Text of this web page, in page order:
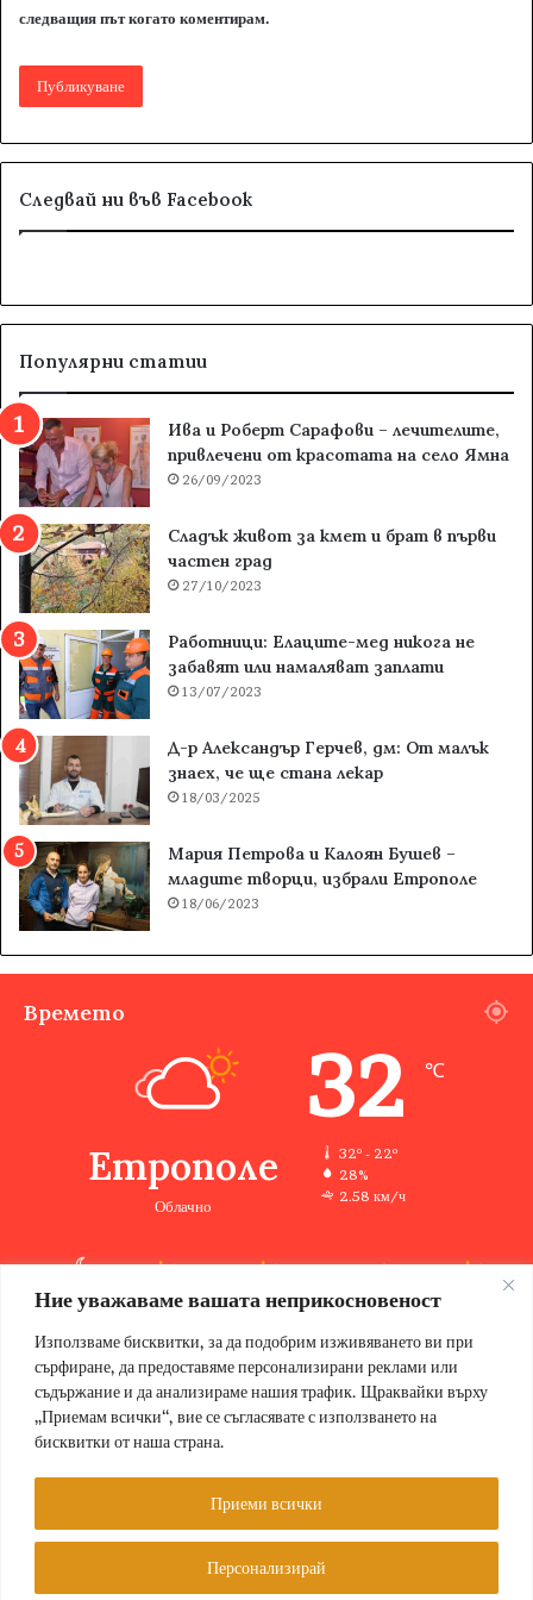
Ние уважаваме вашата неприкосновеност
Използваме бисквитки, за да подобрим изживяването ви при
сърфиране, да предоставяме персонализирани реклами или
съдържание и да анализираме нашия трафик. Щраквайки върху
„Приемам всички“, вие се съгласявате с използването на
бисквитки от наша страна.
Персонализирай
Приеми всички
следващия път когато коментирам.
Следвай ни във Facebook
Популярни статии
Ива и Роберт Сарафови – лечителите,
привлечени от красотата на село Ямна
26/09/2023
Сладък живот за кмет и брат в първи
частен град
27/10/2023
Работници: Елаците-мед никога не
забавят или намаляват заплати
13/07/2023
Д-р Александър Герчев, дм: От малък
знаех, че ще стана лекар
18/03/2025
Мария Петрова и Калоян Бушев –
младите творци, избрали Етрополе
18/06/2023
Времето
Етрополе
Облачно
32 ℃
32º - 22º
28%
2.58 км/ч
31 ℃ 35 ℃ 33 ℃ 33 ℃
© Copyright 2026, Всички права запазени Етрополе за хората |
Designed by ZWEBSolutions
Условия за ползване
Facebook